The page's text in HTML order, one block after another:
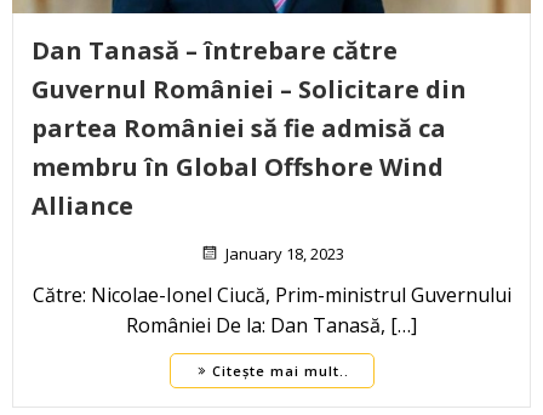
Dan Tanasă – întrebare către
Guvernul României – Solicitare din
partea României să fie admisă ca
membru în Global Offshore Wind
Alliance
January 18, 2023
Către: Nicolae-Ionel Ciucă, Prim-ministrul Guvernului
României De la: Dan Tanasă, […]
Citește mai mult..